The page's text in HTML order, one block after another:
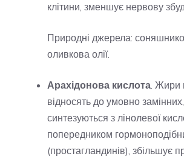
клітини, зменшує нервову
Природні джерела:
оливкова олії.
Арахідонова кислота. Жири
відносять до умовно
синтезуються з лінолевої
попередником
(простагландинів), збільшує